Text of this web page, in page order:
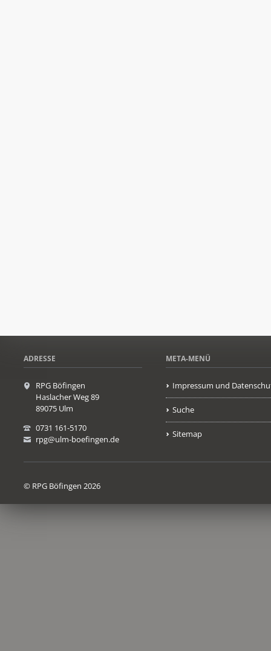
ADRESSE
RPG Böfingen
Haslacher Weg 89
89075 Ulm
0731 161-5170
rpg@ulm-boefingen.de
META-MENÜ
Impressum und
Suche
Sitemap
© RPG Böfingen 2026